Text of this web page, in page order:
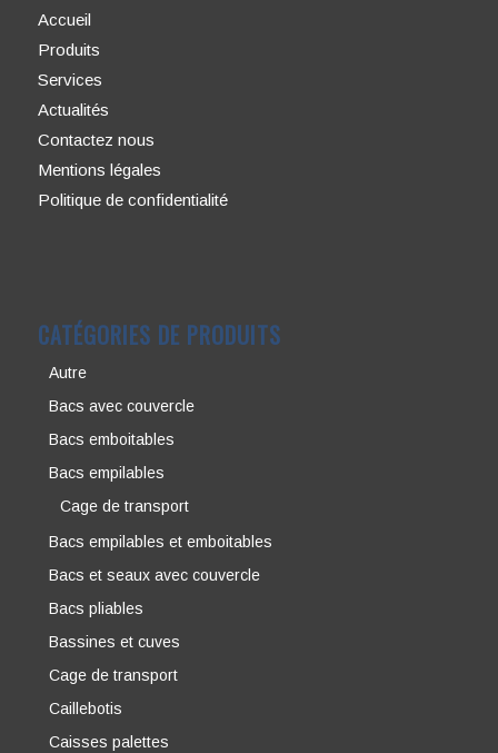
Accueil
Produits
Services
Actualités
Contactez nous
Mentions légales
Politique de confidentialité
CATÉGORIES DE PRODUITS
Autre
Bacs avec couvercle
Bacs emboitables
Bacs empilables
Cage de transport
Bacs empilables et emboitables
Bacs et seaux avec couvercle
Bacs pliables
Bassines et cuves
Cage de transport
Caillebotis
Caisses palettes